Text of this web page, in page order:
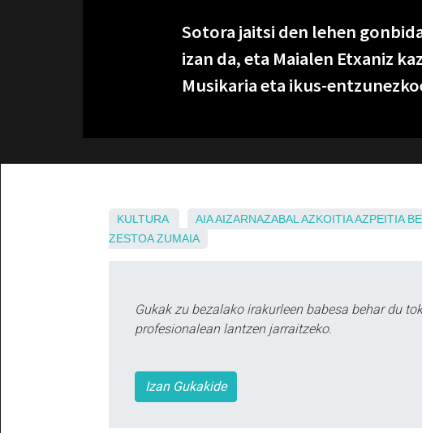
Sotora jaitsi den lehen
izan da, eta Maialen Etxaniz
Musikaria eta ikus-
KULTURA AIAAIZARNAZABAL AZKOITIAAZPEITIA
ZESTOA ZUMAIA
Gukak zu bezalako irakurleen babesa behar du
profesionalean lantzen jarraitzeko.
Izan Gukakide